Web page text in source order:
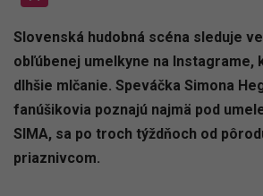
Slovenská hudobná scéna sleduje
obľúbenej umelkyne na Instagrame,
dlhšie mlčanie. Speváčka Simona
fanúšikovia poznajú najmä pod
SIMA, sa po troch týždňoch od
priaznivcom.